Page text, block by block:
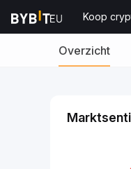
Koop
Overzicht